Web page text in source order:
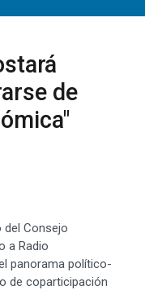
de
del Consejo
a Radio
panorama político-
de coparticipación